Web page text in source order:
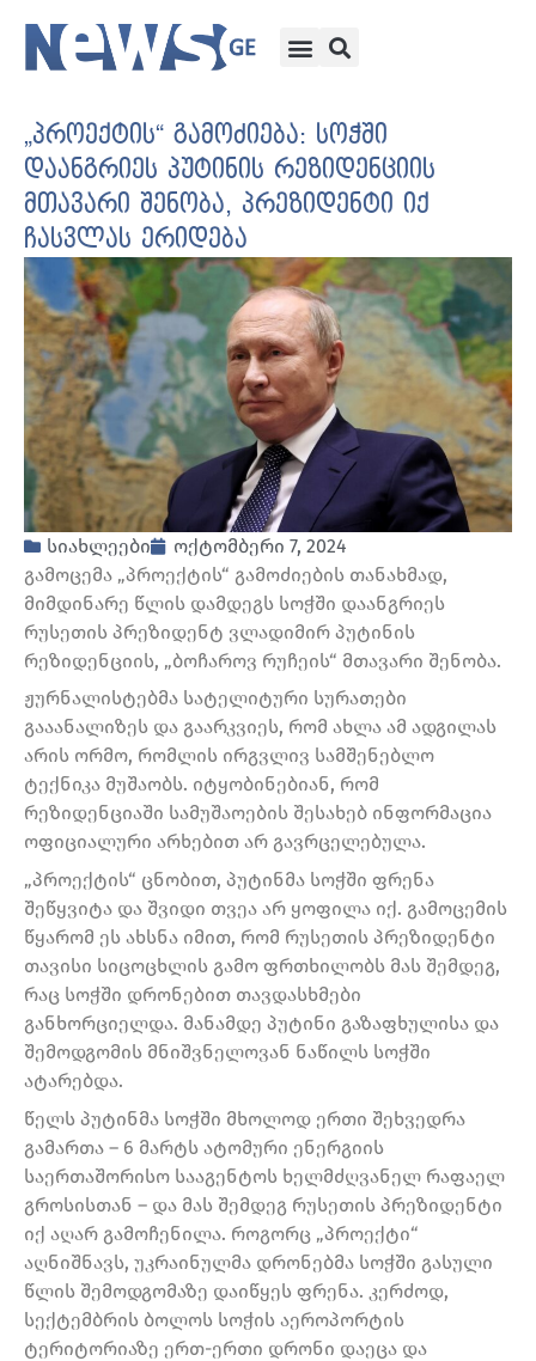
„პროექტის“ გამოძიება: სოჭში
დაანგრიეს პუტინის რეზიდენციის
მთავარი შენობა, პრეზიდენტი იქ
ჩასვლას ერიდება
სიახლეები
ოქტომბერი 7, 2024
გამოცემა „პროექტის“ გამოძიების თანახმად,
მიმდინარე წლის დამდეგს სოჭში დაანგრიეს
რუსეთის პრეზიდენტ ვლადიმირ პუტინის
რეზიდენციის, „ბოჩაროვ რუჩეის“ მთავარი შენობა.
ჟურნალისტებმა სატელიტური სურათები
გააანალიზეს და გაარკვიეს, რომ ახლა ამ ადგილას
არის ორმო, რომლის ირგვლივ სამშენებლო
ტექნიკა მუშაობს. იტყობინებიან, რომ
რეზიდენციაში სამუშაოების შესახებ ინფორმაცია
ოფიციალური არხებით არ გავრცელებულა.
„პროექტის“ ცნობით, პუტინმა სოჭში ფრენა
შეწყვიტა და შვიდი თვეა არ ყოფილა იქ. გამოცემის
წყარომ ეს ახსნა იმით, რომ რუსეთის პრეზიდენტი
თავისი სიცოცხლის გამო ფრთხილობს მას შემდეგ,
რაც სოჭში დრონებით თავდასხმები
განხორციელდა. მანამდე პუტინი გაზაფხულისა და
შემოდგომის მნიშვნელოვან ნაწილს სოჭში
ატარებდა.
წელს პუტინმა სოჭში მხოლოდ ერთი შეხვედრა
გამართა – 6 მარტს ატომური ენერგიის
საერთაშორისო სააგენტოს ხელმძღვანელ რაფაელ
გროსისთან – და მას შემდეგ რუსეთის პრეზიდენტი
იქ აღარ გამოჩენილა. როგორც „პროექტი“
აღნიშნავს, უკრაინულმა დრონებმა სოჭში გასული
წლის შემოდგომაზე დაიწყეს ფრენა. კერძოდ,
სექტემბრის ბოლოს სოჭის აეროპორტის
ტერიტორიაზე ერთ-ერთი დრონი დაეცა და